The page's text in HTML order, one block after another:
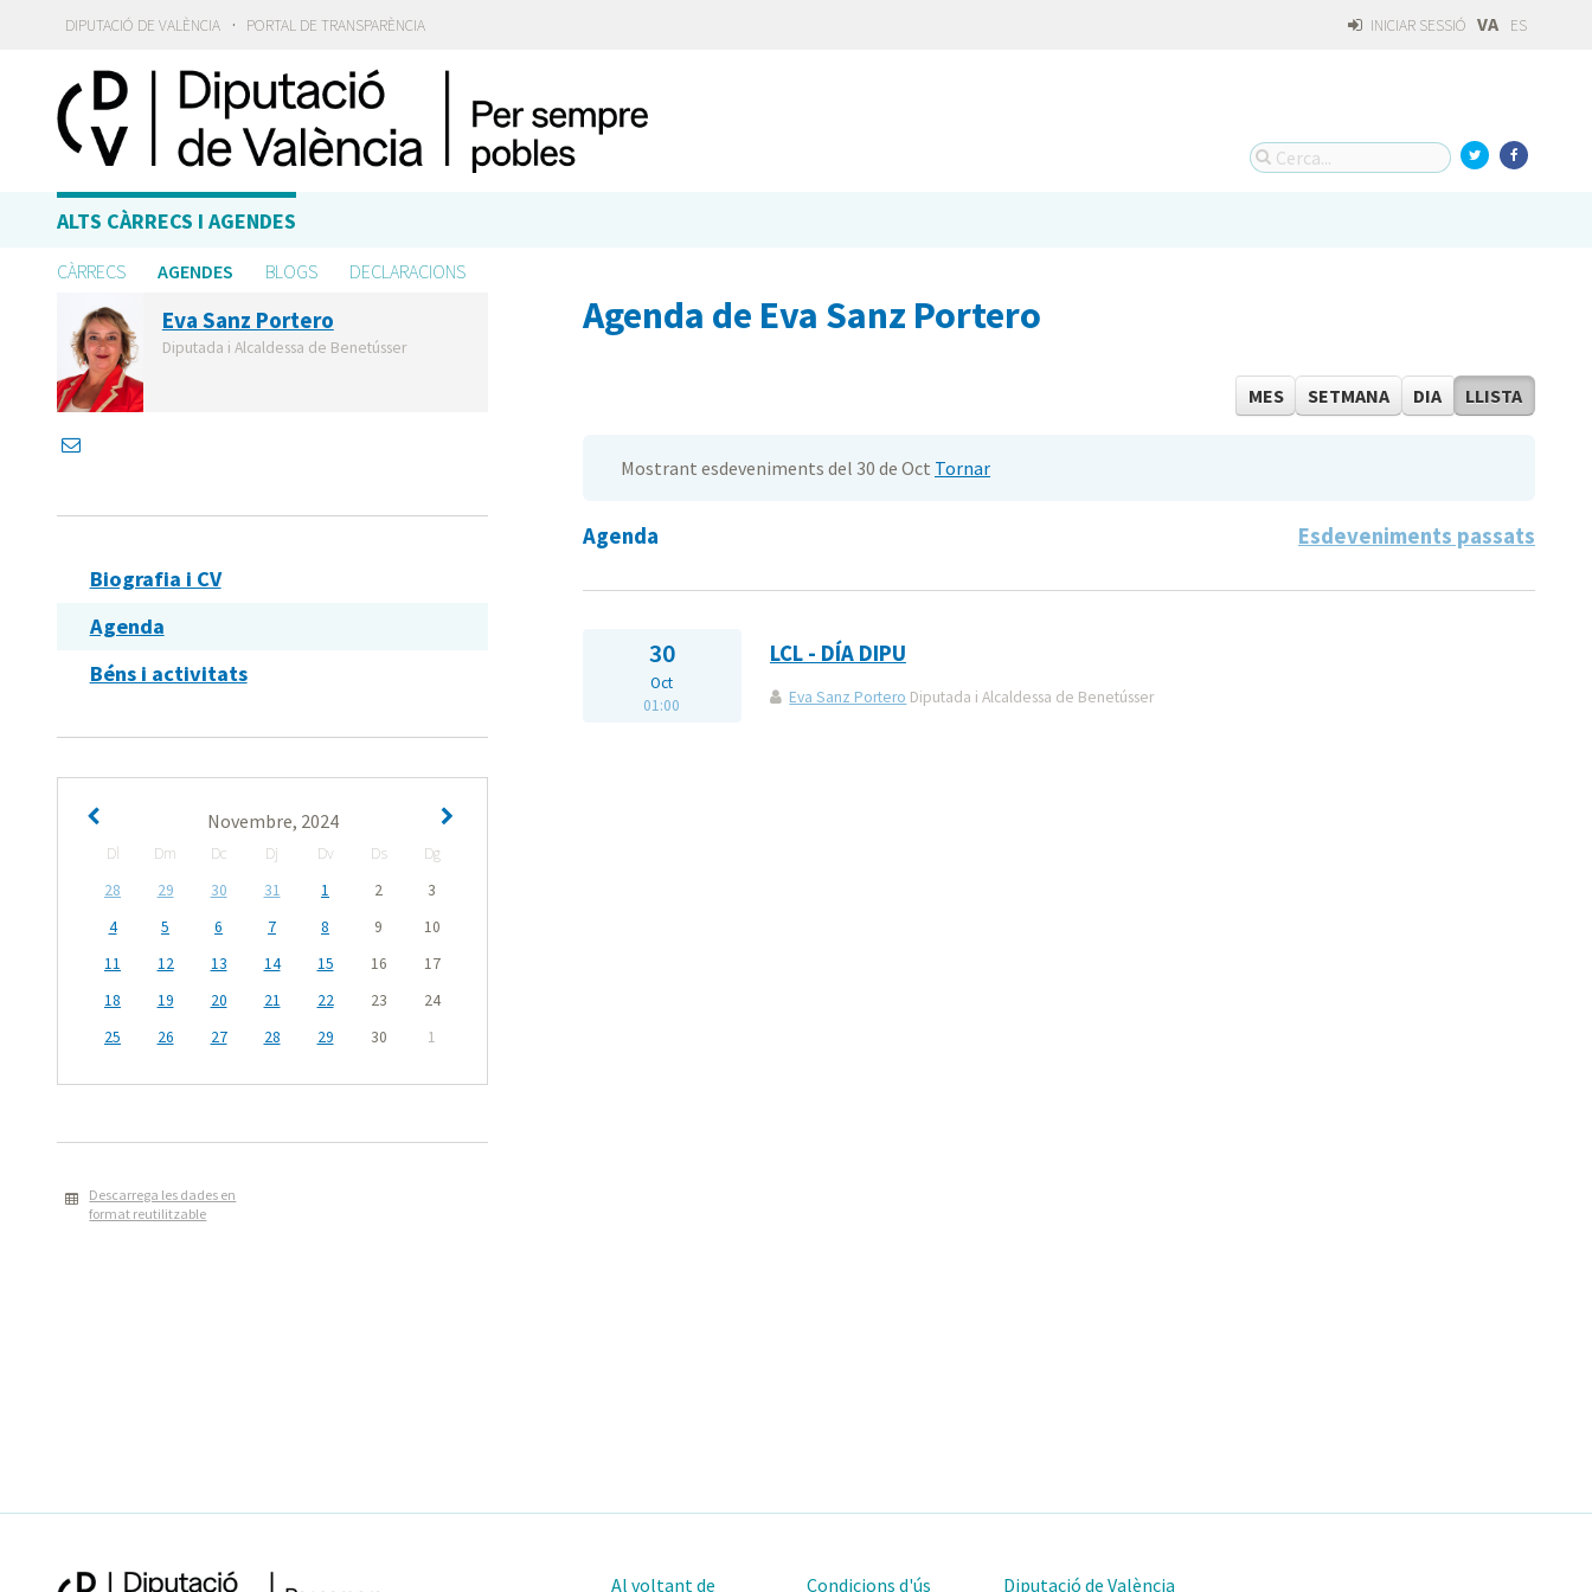
DIPUTACIÓ DE VALÈNCIA · PORTAL DE TRANSPARÈNCIA INICIAR SESSIÓ VA ES
ALTS CÀRRECS I AGENDES
CÀRRECS AGENDES BLOGS DECLARACIONS
Eva Sanz Portero
Diputada i Alcaldessa de Benetússer
Biografia i CV
Agenda
Béns i activitats
Novembre, 2024
Dl Dm Dc Dj Dv Ds
Dg
28
29 30 31 1 2
3
4
5 6 7 8 9
10
11
12 13 14 15 16
17
18
19 20 21 22 23
24
25
26 27 28 29 30 1
Descarrega les dades en
format reutilitzable
Agenda de Eva Sanz Portero
MES SETMANA DIA LLISTA
Mostrant esdeveniments del 30 de Oct Tornar
Agenda Esdeveniments passats
30
Oct
01:00
LCL - DÍA DIPU
Eva Sanz Portero Diputada i Alcaldessa de Benetússer
Al voltant de Condicions d'ús Diputació de València